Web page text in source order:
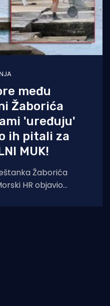
među
Žaborića
'uređuju'
ih pitali za
MUK!
Žaborića
HR objavio